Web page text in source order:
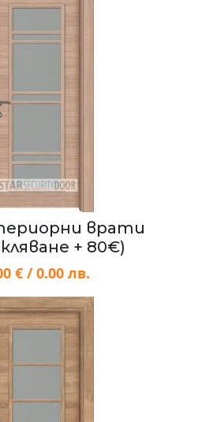
врати
+ 80€)
€ / 0.00 лв.